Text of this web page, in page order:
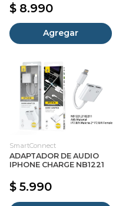
$ 8.990
Agregar
SmartConnect
ADAPTADOR DE AUDIO
IPHONE CHARGE NB1221
$ 5.990